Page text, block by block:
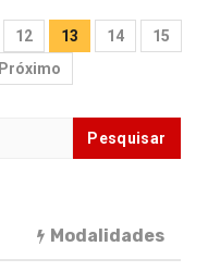
12 13 14
15
Próximo
Modalidades